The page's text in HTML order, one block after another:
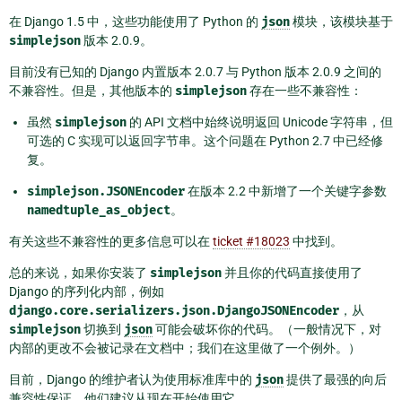
在 Django 1.5 中，这些功能使用了 Python 的 json模块，该模块基于
simplejson 版本 2.0.9。
目前没有已知的 Django 内置版本 2.0.7 与 Python 版本 2.0.9 之间的
不兼容性。但是，其他版本的 simplejson存在一些不兼容性：
虽然 simplejson 的 API 文档中始终说明返回 Unicode 字符串，但
可选的 C 实现可以返回字节串。这个问题在 Python 2.7 中已经修
复。
simplejson.JSONEncoder在版本 2.2 中新增了一个关键字参数
namedtuple_as_object。
有关这些不兼容性的更多信息可以在ticket #18023 中找到。
总的来说，如果你安装了 simplejson并且你的代码直接使用了
Django 的序列化内部，例如
django.core.serializers.json.DjangoJSONEncoder ，从
simplejson切换到 json可能会破坏你的代码。（一般情况下，对
内部的更改不会被记录在文档中；我们在这里做了一个例外。）
目前，Django 的维护者认为使用标准库中的 json提供了最强的向后